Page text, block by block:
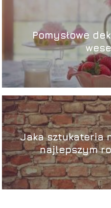
Pomysłowe
Jaka sztukateria
najlepszym